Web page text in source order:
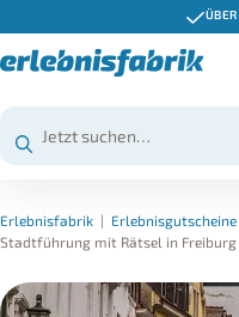
Erlebnisfabrik |
Stadtführung mit Rätsel in Freiburg